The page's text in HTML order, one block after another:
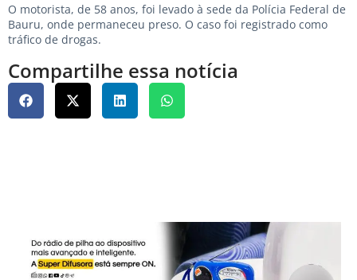
O motorista, de 58 anos, foi levado à sede da Polícia Federal de
Bauru, onde permaneceu preso. O caso foi registrado como
tráfico de drogas.
Compartilhe essa notícia